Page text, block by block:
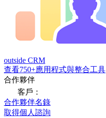
outside CRM
查看750+應用程式與整合工具
合作夥伴
客戶：
合作夥伴名錄
取得個人諮詢